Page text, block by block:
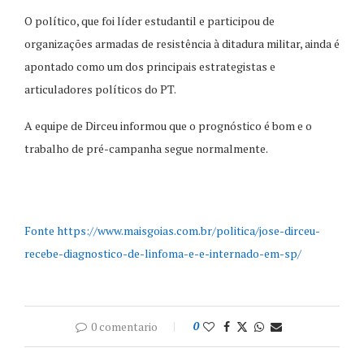
O político, que foi líder estudantil e participou de
organizações armadas de resistência à ditadura militar, ainda é
apontado como um dos principais estrategistas e
articuladores políticos do PT.
A equipe de Dirceu informou que o prognóstico é bom e o
trabalho de pré-campanha segue normalmente.
Fonte https://www.maisgoias.com.br/politica/jose-dirceu-
recebe-diagnostico-de-linfoma-e-e-internado-em-sp/
0 comentario 0